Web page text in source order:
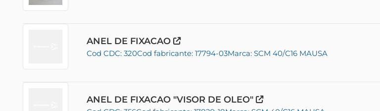
ANEL DE FIXACAO
Cod CDC: 320Cod fabricante: 17794-03Marca: SCM 40/C16 MAUSA
ANEL DE FIXACAO "VISOR DE OLEO"